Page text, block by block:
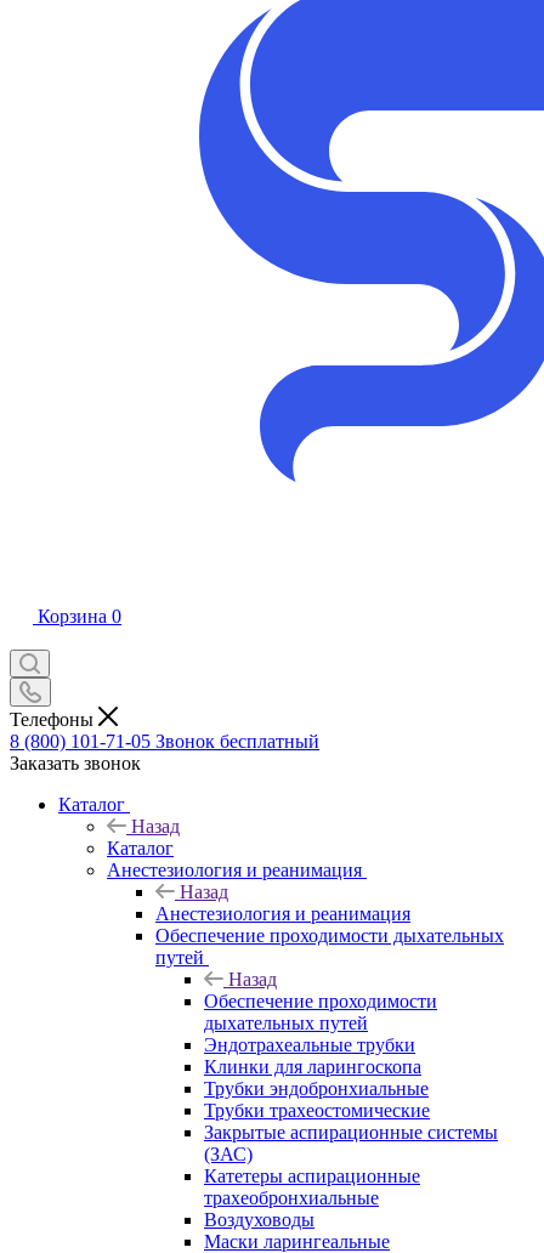
Корзина 0
Телефоны
8 (800) 101-71-05 Звонок бесплатный
Заказать звонок
Каталог
Назад
Каталог
Анестезиология и реанимация
Назад
Анестезиология и реанимация
Обеспечение проходимости дыхательных
путей
Назад
Обеспечение проходимости
дыхательных путей
Эндотрахеальные трубки
Клинки для ларингоскопа
Трубки эндобронхиальные
Трубки трахеостомические
Закрытые аспирационные системы
(ЗАС)
Катетеры аспирационные
трахеобронхиальные
Воздуховоды
Маски ларингеальные